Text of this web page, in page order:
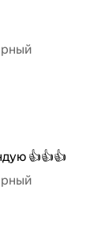
черный
👍👍👍
черный